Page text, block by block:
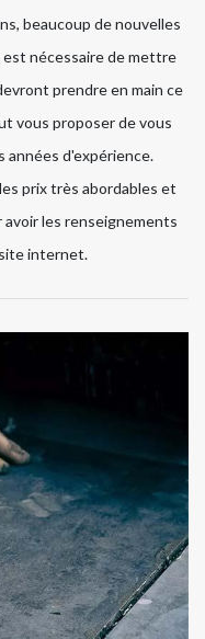
beaucoup de nouvelles
nécessaire de mettre
prendre en main ce
vous proposer de vous
années d'expérience.
prix très abordables et
avoir les renseignements
internet.